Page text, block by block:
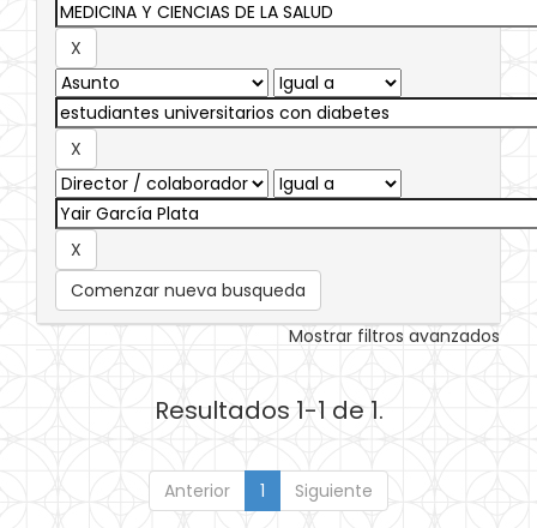
Comenzar nueva busqueda
Mostrar filtros avanzados
Resultados 1-1 de 1.
Anterior 1 Siguiente